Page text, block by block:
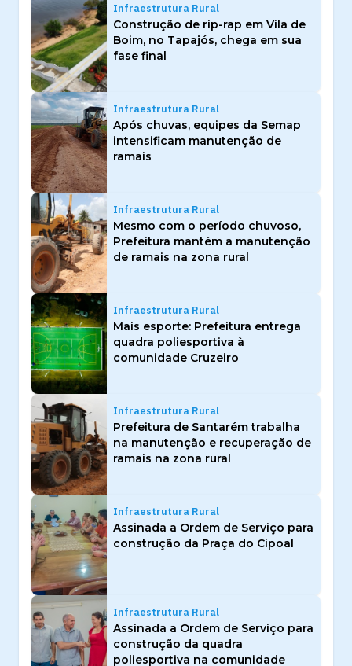
Infraestrutura Rural
Construção de rip-rap em Vila de
Boim, no Tapajós, chega em sua
fase final
Infraestrutura Rural
Após chuvas, equipes da Semap
intensificam manutenção de
ramais
Infraestrutura Rural
Mesmo com o período chuvoso,
Prefeitura mantém a manutenção
de ramais na zona rural
Infraestrutura Rural
Mais esporte: Prefeitura entrega
quadra poliesportiva à
comunidade Cruzeiro
Infraestrutura Rural
Prefeitura de Santarém trabalha
na manutenção e recuperação de
ramais na zona rural
Infraestrutura Rural
Assinada a Ordem de Serviço para
construção da Praça do Cipoal
Infraestrutura Rural
Assinada a Ordem de Serviço para
construção da quadra
poliesportiva na comunidade